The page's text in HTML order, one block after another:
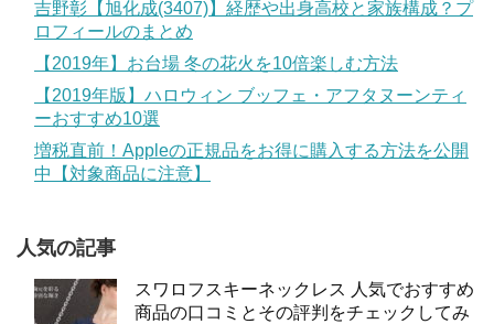
吉野彰【旭化成(3407)】経歴や出身高校と家族構成？プ
ロフィールのまとめ
【2019年】お台場 冬の花火を10倍楽しむ方法
【2019年版】ハロウィン ブッフェ・アフタヌーンティ
ーおすすめ10選
増税直前！Appleの正規品をお得に購入する方法を公開
中【対象商品に注意】
人気の記事
スワロフスキーネックレス 人気でおすすめ
商品の口コミとその評判をチェックしてみ